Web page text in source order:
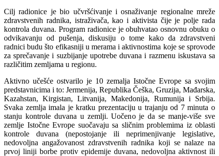
Cilj radionice je bio učvršćivanje i osnaživanje regionalne mreže
zdravstvenih radnika, istraživača, kao i aktivista čije je polje rada
kontrola duvana. Program radionice je obuhvatao osnovnu obuku o
odvikavanju od pušenja, diskusiju o tome kako da zdravstveni
radnici budu što efikasniji u merama i aktivnostima koje se sprovode
za sprečavanje i suzbijanje upotrebe duvana i razmenu iskustava sa
različitim zemljama u regionu.
Aktivno učešće ostvarilo je 10 zemalja Istočne Evrope sa svojim
predstavnicima i to: Jermenija, Republika Češka, Gruzija, Mađarska,
Kazahstan, Kirgistan, Litvanija, Makedonija, Rumunija i Srbija.
Svaka zemlja imala je kratku prezentaciju u trajanju od 7 minuta o
stanju kontrole duvana u zemlji. Uočeno je da se manje-više sve
zemlje Istočne Evrope suočavaju sa sličnim problemima iz oblasti
kontrole duvana (nepostojanje ili neprimenjivanje legislative,
nedovoljna angažovanost zdravstvenih radnika koji se nalaze na
prvoj liniji borbe protiv epidemije duvana, nedovoljna aktivnost ili